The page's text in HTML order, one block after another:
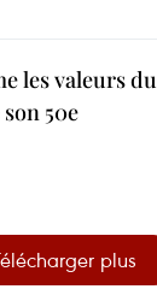
les valeurs du
50e
plus